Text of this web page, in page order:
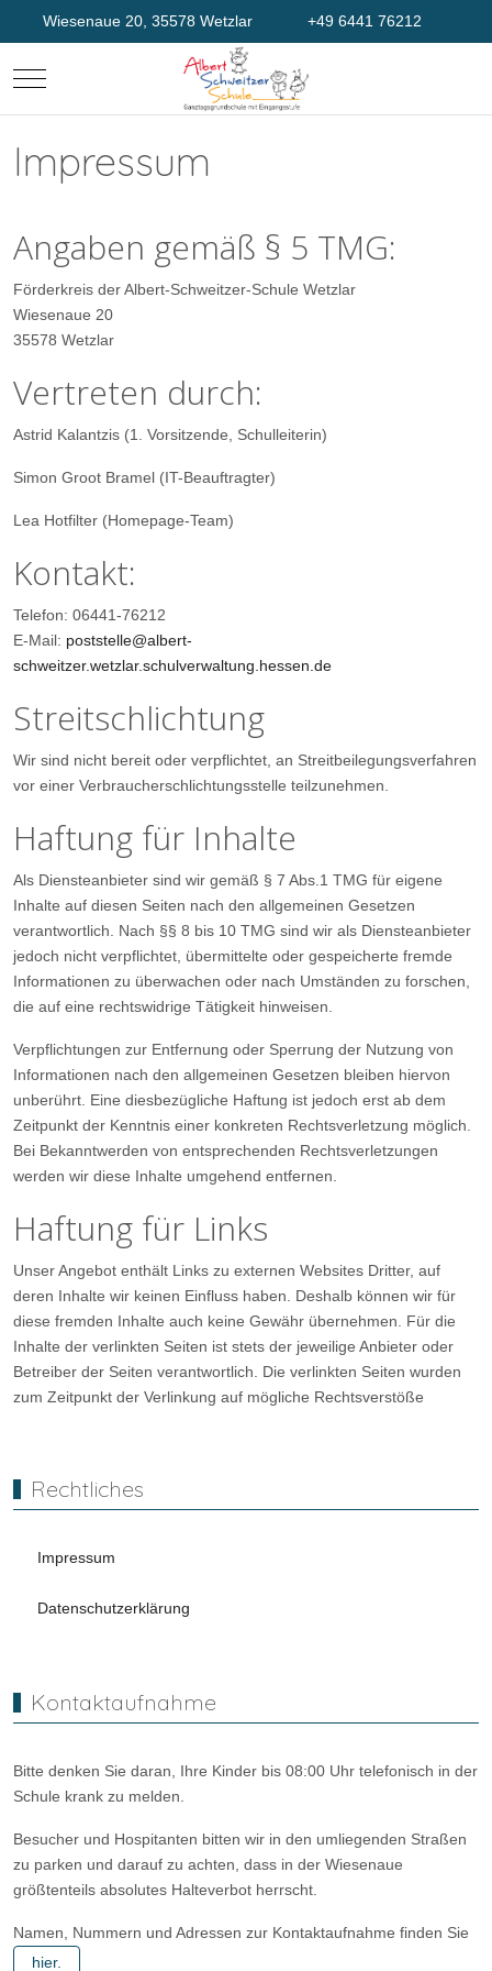
Wiesenaue 20, 35578 Wetzlar +49 6441 76212
Mobile Menu Toggle
Impressum
Angaben gemäß § 5 TMG:
Förderkreis der Albert-Schweitzer-Schule Wetzlar
Wiesenaue 20
35578 Wetzlar
Vertreten durch:
Astrid Kalantzis (1. Vorsitzende, Schulleiterin)
Simon Groot Bramel (IT-Beauftragter)
Lea Hotfilter (Homepage-Team)
Kontakt:
Telefon: 06441-76212
E-Mail: poststelle@albert-
schweitzer.wetzlar.schulverwaltung.hessen.de
Streitschlichtung
Wir sind nicht bereit oder verpflichtet, an Streitbeilegungsverfahren
vor einer Verbraucherschlichtungsstelle teilzunehmen.
Haftung für Inhalte
Als Diensteanbieter sind wir gemäß § 7 Abs.1 TMG für eigene
Inhalte auf diesen Seiten nach den allgemeinen Gesetzen
verantwortlich. Nach §§ 8 bis 10 TMG sind wir als Diensteanbieter
jedoch nicht verpflichtet, übermittelte oder gespeicherte fremde
Informationen zu überwachen oder nach Umständen zu forschen,
die auf eine rechtswidrige Tätigkeit hinweisen.
Verpflichtungen zur Entfernung oder Sperrung der Nutzung von
Informationen nach den allgemeinen Gesetzen bleiben hiervon
unberührt. Eine diesbezügliche Haftung ist jedoch erst ab dem
Zeitpunkt der Kenntnis einer konkreten Rechtsverletzung möglich.
Bei Bekanntwerden von entsprechenden Rechtsverletzungen
werden wir diese Inhalte umgehend entfernen.
Haftung für Links
Unser Angebot enthält Links zu externen Websites Dritter, auf
deren Inhalte wir keinen Einfluss haben. Deshalb können wir für
diese fremden Inhalte auch keine Gewähr übernehmen. Für die
Inhalte der verlinkten Seiten ist stets der jeweilige Anbieter oder
Betreiber der Seiten verantwortlich. Die verlinkten Seiten wurden
zum Zeitpunkt der Verlinkung auf mögliche Rechtsverstöße
Rechtliches
Impressum
Datenschutzerklärung
Kontaktaufnahme
Bitte denken Sie daran, Ihre Kinder bis 08:00 Uhr telefonisch in der
Schule krank zu melden.
Besucher und Hospitanten bitten wir in den umliegenden Straßen
zu parken und darauf zu achten, dass in der Wiesenaue
größtenteils absolutes Halteverbot herrscht.
Namen, Nummern und Adressen zur Kontaktaufnahme finden Sie
hier.